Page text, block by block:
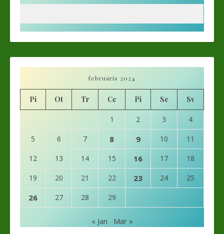
februāris 2024
Pi Ot Tr Ce Pi Se Sv
1 2 3 4
5 6 7 8 9 10 11
12 13 14 15 16 17 18
19 20 21 22 23 24 25
26 27 28 29
« Jan Mar »